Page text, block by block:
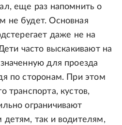
еще раз напомнить о
не будет. Основная
даже не на
часто выскакивают на
для проезда
по сторонам. При этом
транспорта, кустов,
ограничивают
детям, так и водителям,